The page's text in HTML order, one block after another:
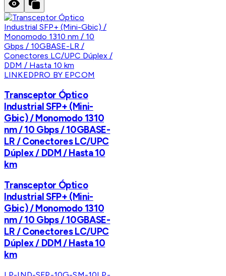
LINKEDPRO BY EPCOM
Transceptor Óptico
Industrial SFP+ (Mini-
Gbic) / Monomodo 1310
nm / 10 Gbps / 10GBASE-
LR / Conectores LC/UPC
Dúplex / DDM / Hasta 10
km
Transceptor Óptico
Industrial SFP+ (Mini-
Gbic) / Monomodo 1310
nm / 10 Gbps / 10GBASE-
LR / Conectores LC/UPC
Dúplex / DDM / Hasta 10
km